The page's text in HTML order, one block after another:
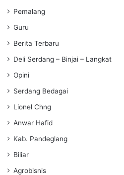
Pemalang
Guru
Berita Terbaru
Deli Serdang – Binjai – Langkat
Opini
Serdang Bedagai
Lionel Chng
Anwar Hafid
Kab. Pandeglang
Biliar
Agrobisnis